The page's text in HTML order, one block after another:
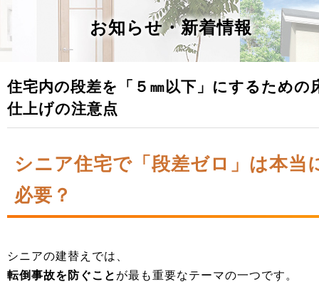
お知らせ・新着情報
住宅内の段差を「５㎜以下」にするための
仕上げの注意点
シニア住宅で「段差ゼロ」は本当
必要？
シニアの建替えでは、
転倒事故を防ぐこと が最も重要なテーマの一つです。